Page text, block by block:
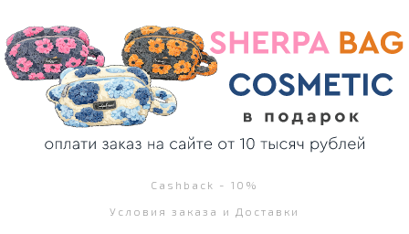
Cashback - 10%
Условия заказа и Доставки